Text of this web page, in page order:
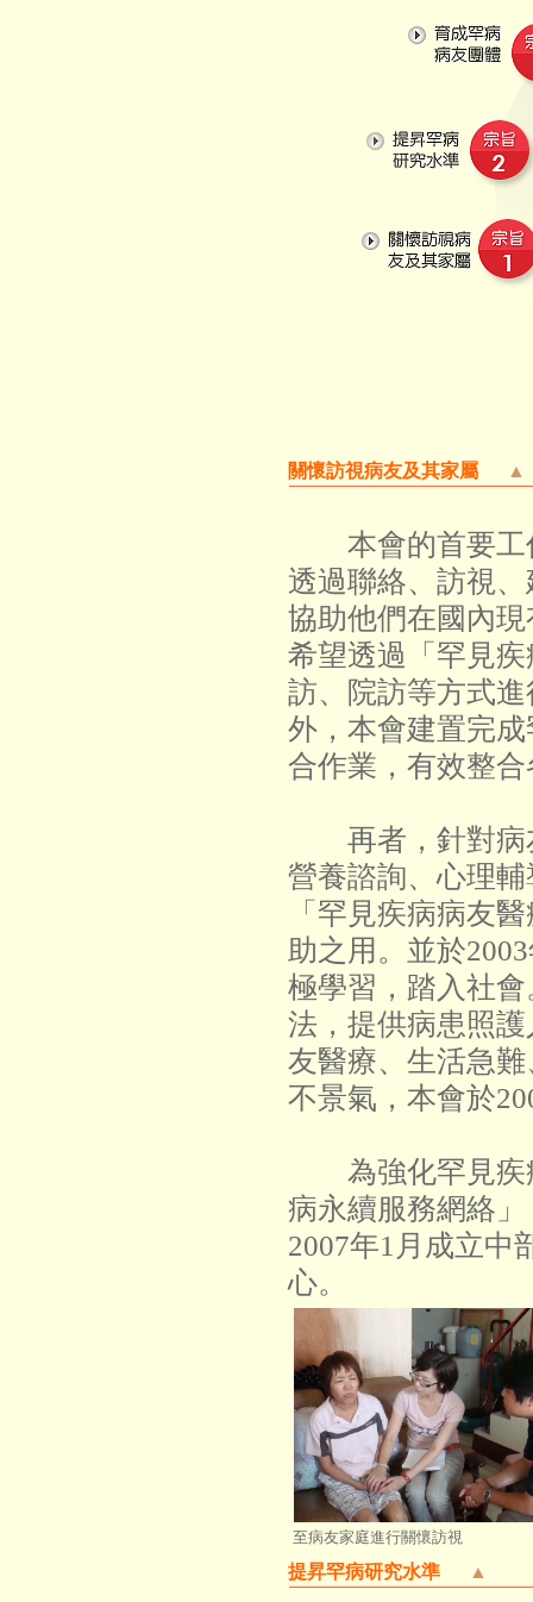
關懷訪視病友及其家屬 ▲
本會的首要工
透過聯絡、訪視
協助他們在國內
希望透過「罕見
訪、院訪等方式
外，本會建置完
合作業，有效整
再者，針對病
營養諮詢、心理
「罕見疾病病友
助之用。並於
極學習，踏入社
法，提供病患照
友醫療、生活急
不景氣，本會於
為強化罕見疾
病永續服務網絡
2007年1月成立中
心。
至病友家庭進行關懷訪視
提昇罕病研究水準 ▲